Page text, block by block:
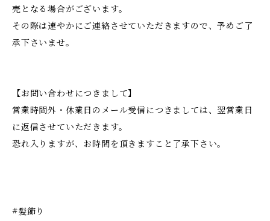
売となる場合がございます。
その際は速やかにご連絡させていただきますので、予めご了
承下さいませ。
【お問い合わせにつきまして】
営業時間外・休業日のメール受信につきましては、翌営業日
に返信させていただきます。
恐れ入りますが、お時間を頂きますこと了承下さい。
#髪飾り